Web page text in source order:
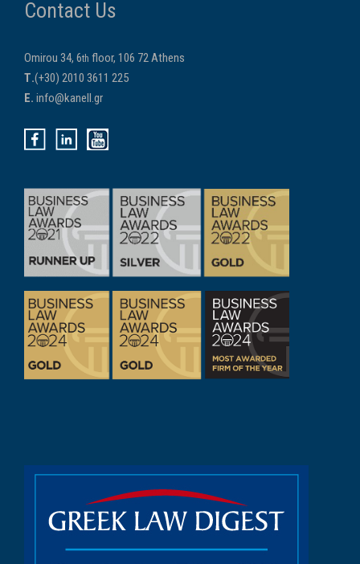
Contact Us
Omirou 34, 6th floor, 106 72 Athens
Τ.(+30) 2010 3611 225
E. info@kanell.gr